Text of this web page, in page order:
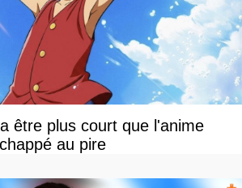
être plus court que l'anime
au pire